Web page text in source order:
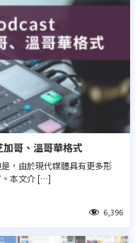
哥、溫哥華格式
，由於現代媒體具有更多形
。本文介 […]
6,396